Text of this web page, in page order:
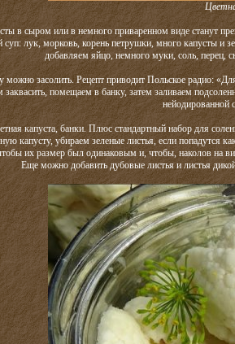
в сыром или в немного приваренном виде станут
суп: лук, морковь, корень петрушки, много капусты и
добавляем яйцо, немного муки, соль, перец,
можно засолить. Рецепт приводит Польское радио:
помещаем в банку, затем заливаем
нейодированной
капуста, банки. Плюс стандартный набор для
капусту, убираем зеленые листья, если попадутся
их размер был одинаковым и, чтобы, наколов на
Еще можно добавить дубовые листья и листья